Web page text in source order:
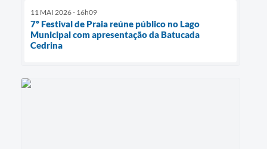
11 MAI 2026 - 16h09
7º Festival de Praia reúne público no Lago
Municipal com apresentação da Batucada
Cedrina